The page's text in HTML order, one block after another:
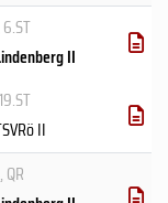
6.ST
II
II
, QR